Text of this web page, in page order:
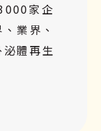
家企
業界、
體再生